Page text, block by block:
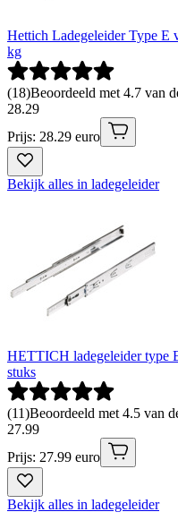
Hettich Ladegeleider Type E
kg
(18)Beoordeeld met 4.7 van
28.29
Prijs: 28.29 euro
Bekijk alles in ladegeleider
HETTICH ladegeleider type
stuks
(11)Beoordeeld met 4.5 van
27.99
Prijs: 27.99 euro
Bekijk alles in ladegeleider